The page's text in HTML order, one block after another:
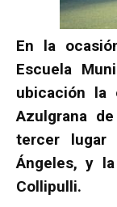
En la
Escuela
ubicación la
Azulgrana
tercer lugar
Ángeles, y
Collipulli.